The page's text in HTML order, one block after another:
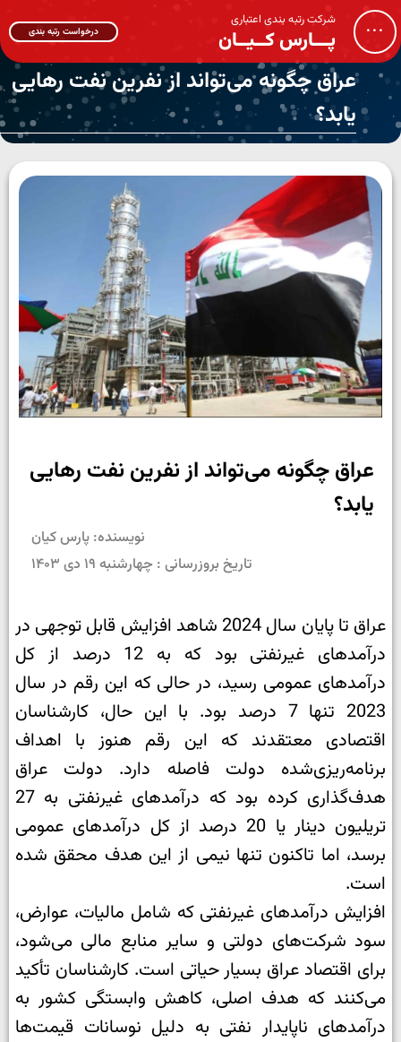
... شرکت رتبه بندی اعتباری
پـــارس کــیــان درخواست رتبه بندی
عراق چگونه می‌تواند از نفرین نفت رهایی
یابد؟
عراق چگونه می‌تواند از نفرین نفت رهایی
یابد؟
نویسنده: پارس کیان
تاریخ بروزرسانی : چهارشنبه ۱۹ دی ۱۴۰۳
عراق تا پایان سال 2024 شاهد افزایش قابل توجهی در
درآمدهای غیرنفتی بود که به 12 درصد از کل
درآمدهای عمومی رسید، در حالی که این رقم در سال
2023 تنها 7 درصد بود. با این حال، کارشناسان
اقتصادی معتقدند که این رقم هنوز با اهداف
برنامه‌ریزی‌شده دولت فاصله دارد. دولت عراق
هدف‌گذاری کرده بود که درآمدهای غیرنفتی به 27
تریلیون دینار یا 20 درصد از کل درآمدهای عمومی
برسد، اما تاکنون تنها نیمی از این هدف محقق شده
است.
افزایش درآمدهای غیرنفتی که شامل مالیات، عوارض،
سود شرکت‌های دولتی و سایر منابع مالی می‌شود،
برای اقتصاد عراق بسیار حیاتی است. کارشناسان تأکید
می‌کنند که هدف اصلی، کاهش وابستگی کشور به
درآمدهای ناپایدار نفتی به دلیل نوسانات قیمت‌ها